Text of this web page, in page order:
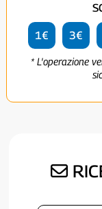
1€ 3€
* L'operazione